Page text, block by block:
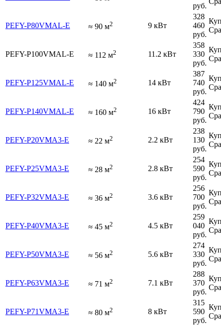
руб.
PEFY-P80VMAL-E ≈ 90 м2 9 кВт
328
460
руб.
PEFY-P100VMAL-E ≈ 112 м2 11.2 кВт
358
330
руб.
PEFY-P125VMAL-E ≈ 140 м2 14 кВт
387
740
руб.
PEFY-P140VMAL-E ≈ 160 м2 16 кВт
424
790
руб.
PEFY-P20VMA3-E ≈ 22 м2 2.2 кВт
238
130
руб.
PEFY-P25VMA3-E ≈ 28 м2 2.8 кВт
254
590
руб.
PEFY-P32VMA3-E ≈ 36 м2 3.6 кВт
256
700
руб.
PEFY-P40VMA3-E ≈ 45 м2 4.5 кВт
259
040
руб.
PEFY-P50VMA3-E ≈ 56 м2 5.6 кВт
274
330
руб.
PEFY-P63VMA3-E ≈ 71 м2 7.1 кВт
288
370
руб.
PEFY-P71VMA3-E ≈ 80 м2 8 кВт
315
590
руб.